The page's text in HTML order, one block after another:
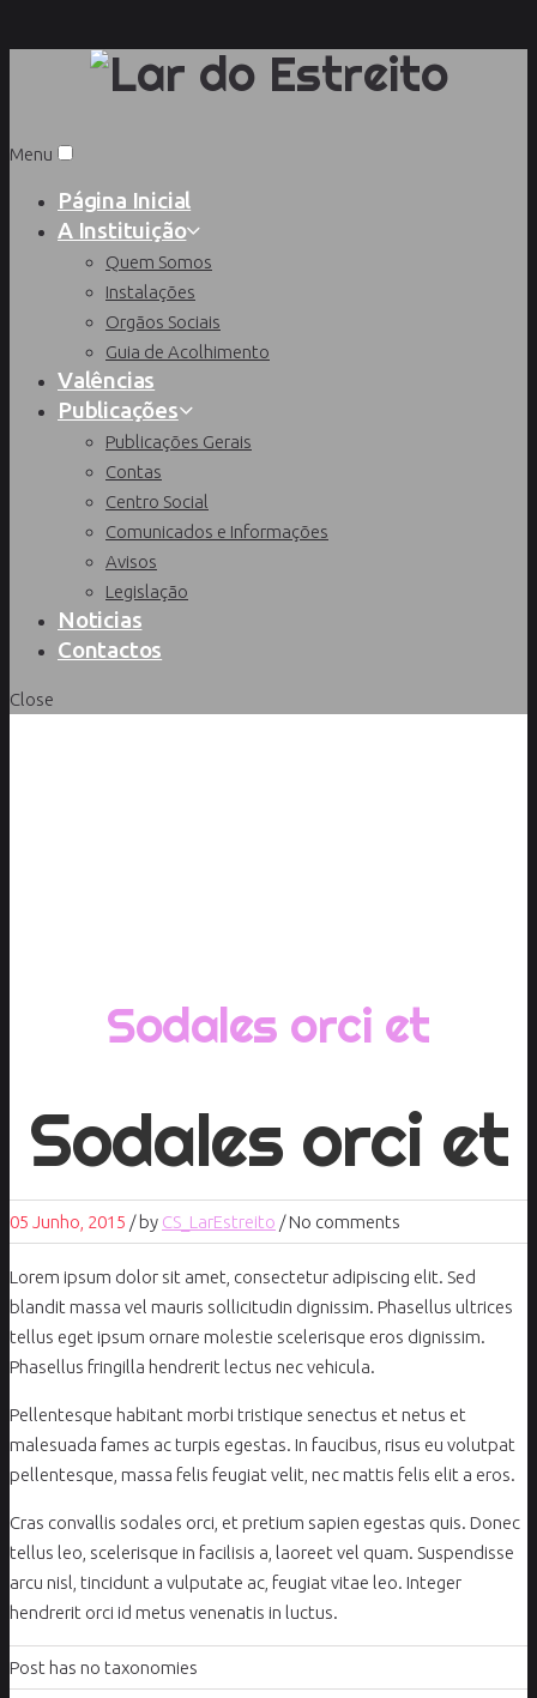
Menu
Página Inicial
A Instituição
Quem Somos
Instalações
Orgãos Sociais
Guia de Acolhimento
Valências
Publicações
Publicações Gerais
Contas
Centro Social
Comunicados e Informações
Avisos
Legislação
Noticias
Contactos
Close
Sodales orci et
Sodales orci et
05 Junho, 2015 /by CS_LarEstreito / No comments
Lorem ipsum dolor sit amet, consectetur adipiscing elit. Sed
blandit massa vel mauris sollicitudin dignissim. Phasellus ultrices
tellus eget ipsum ornare molestie scelerisque eros dignissim.
Phasellus fringilla hendrerit lectus nec vehicula.
Pellentesque habitant morbi tristique senectus et netus et
malesuada fames ac turpis egestas. In faucibus, risus eu volutpat
pellentesque, massa felis feugiat velit, nec mattis felis elit a eros.
Cras convallis sodales orci, et pretium sapien egestas quis. Donec
tellus leo, scelerisque in facilisis a, laoreet vel quam. Suspendisse
arcu nisl, tincidunt a vulputate ac, feugiat vitae leo. Integer
hendrerit orci id metus venenatis in luctus.
Post has no taxonomies